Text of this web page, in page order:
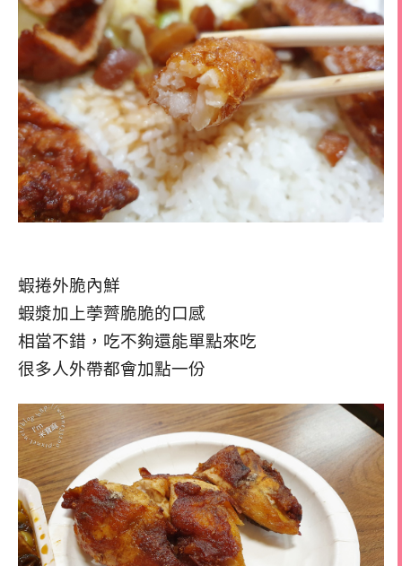
蝦捲外脆內鮮
蝦漿加上荸薺脆脆的口感
相當不錯，吃不夠還能單點來吃
很多人外帶都會加點一份